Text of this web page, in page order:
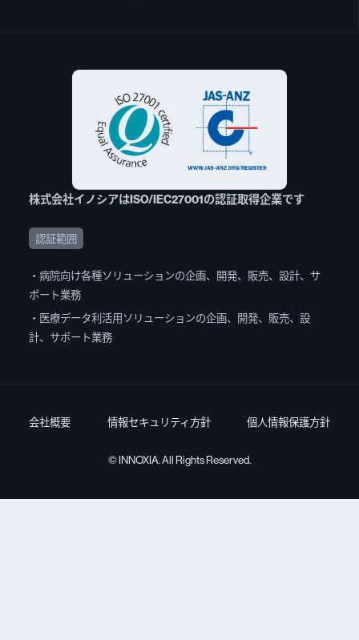
公開開始日、見出し、区分、さらにはキーワードの絞り
からではなく、取得済みの施設基準詳細ページからも関
連する疑義解釈の表示が可能です。
株式会社イノシアはISO/IEC27001の認証取得企業です
認証範囲
・病院向け各種ソリューションの企画、開発、販売、設計、サ
ポート業務
・医療データ利活用ソリューションの企画、開発、販売、設
計、サポート業務
© INNOXIA. All Rights Reserved.
会社概要 情報セキュリティ方針 個人情報保護方針